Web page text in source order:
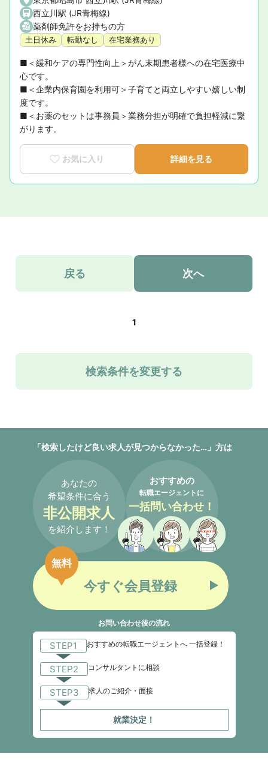
西立川駅 (JR青梅線)
薬剤師免許をお持ちの方
土日休み 転勤なし 在宅業務あり
■＜緩和ケアの専門性向上＞がん末期患者様への在宅医療中
心です。
■＜企業内保育園を利用可＞子育てと両立しやすい嬉しい制
度です。
■＜お薬のセットは事務員＞業務分担が明確で負担軽減に繋
がります。
お気に入り 詳細を見る
戻る 次へ
1
検索条件を変更する
「検索したけど良い求人が見つからなかった…」方は
あなたの
希望条件に合う
非公開求人
を紹介します！
おすすめの
転職エージェントに
一括問い合わせ！
今すぐ会員登録
無料
お問い合わせ後の流れ
STEP1 おすすめの転職エージェントへ 一括登録！
STEP2 コンサルタントに相談
STEP3 求人のご紹介・面接
就業決定！